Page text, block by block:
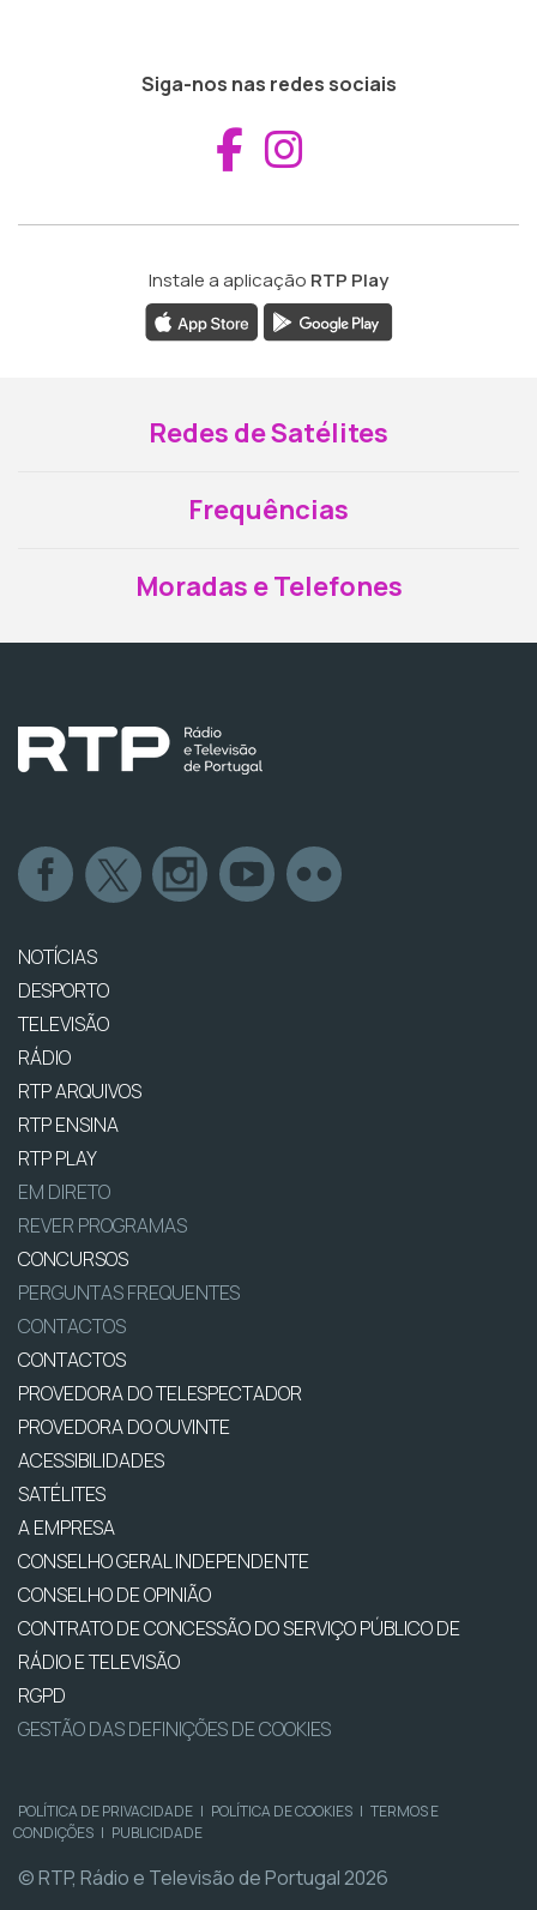
Siga-nos nas redes sociais
Aceder ao
Instale a aplicação RTP Play
Redes de Satélites
Frequências
Moradas e Telefones
NOTÍCIAS
DESPORTO
TELEVISÃO
RÁDIO
RTP ARQUIVOS
RTP ENSINA
RTP PLAY
EM DIRETO
REVER PROGRAMAS
CONCURSOS
PERGUNTAS FREQUENTES
CONTACTOS
CONTACTOS
PROVEDORA DO TELESPECTADOR
PROVEDORA DO OUVINTE
ACESSIBILIDADES
SATÉLITES
A EMPRESA
CONSELHO GERAL INDEPENDENTE
CONSELHO DE OPINIÃO
CONTRATO DE CONCESSÃO DO SERVIÇO PÚBLICO DE
RÁDIO E TELEVISÃO
RGPD
GESTÃO DAS DEFINIÇÕES DE COOKIES
POLÍTICA DE PRIVACIDADE | POLÍTICA DE COOKIES | TERMOS E
CONDIÇÕES | PUBLICIDADE
© RTP, Rádio e Televisão de Portugal 2026